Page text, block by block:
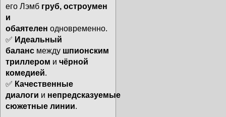
его Лэмб груб, остроумен
и
обаятелен одновременно.
✅ Идеальный
баланс между шпионским
триллером и чёрной
комедией.
✅ Качественные
диалоги и непредсказуемые
сюжетные линии.